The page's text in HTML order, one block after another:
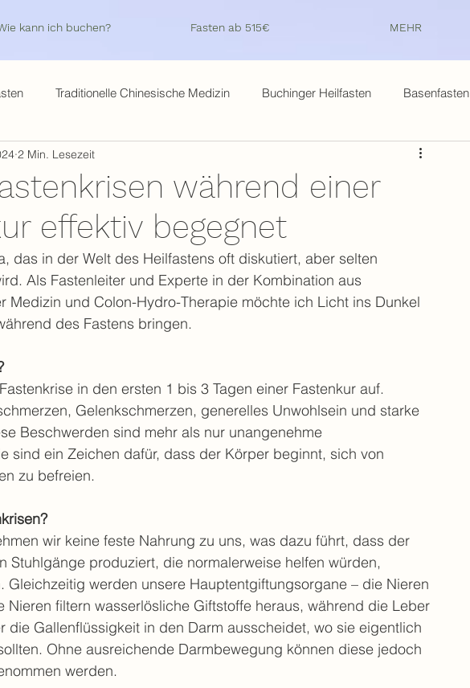
kann ich buchen? Fasten ab 515€ MEHR
Traditionelle Chinesische Medizin Buchinger Heilfasten Basenfasten
während einer
effektiv begegnet
2 Min. Lesezeit
das in der Welt des Heilfastens oft diskutiert, aber selten
Als Fastenleiter und Experte in der Kombination aus
Medizin und Colon-Hydro-Therapie möchte ich Licht ins Dunkel
des Fastens bringen.
in den ersten 1 bis 3 Tagen einer Fastenkur auf.
Gelenkschmerzen, generelles Unwohlsein und starke
Beschwerden sind mehr als nur unangenehme
sind ein Zeichen dafür, dass der Körper beginnt, sich von
zu befreien.
wir keine feste Nahrung zu uns, was dazu führt, dass der
Stuhlgänge produziert, die normalerweise helfen würden,
Gleichzeitig werden unsere Hauptentgiftungsorgane – die Nieren
Nieren filtern wasserlösliche Giftstoffe heraus, während die Leber
die Gallenflüssigkeit in den Darm ausscheidet, wo sie eigentlich
Ohne ausreichende Darmbewegung können diese jedoch
werden.